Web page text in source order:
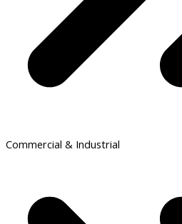
Commercial & Industrial